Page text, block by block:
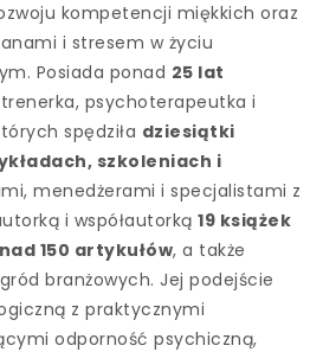
kompetencji miękkich oraz
i stresem w życiu
Posiada ponad 25 lat
psychoterapeutka i
spędziła dziesiątki
szkoleniach i
menedżerami i specjalistami z
i współautorką 19 książek
150 artykułów, a także
branżowych. Jej podejście
z praktycznymi
odporność psychiczną,